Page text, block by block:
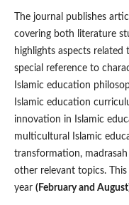
The journal publishes
covering both literature
highlights aspects
special reference to
Islamic education
Islamic education
innovation in Islamic
multicultural Islamic
transformation,
other relevant topics.
year (February and